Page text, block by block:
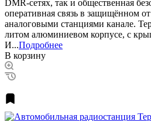
DMR-сетях, так и общественная
оперативная связь в защищённом
аналоговыми станциями канале.
литом алюминиевом корпусе, с
И...Подробнее
В корзину